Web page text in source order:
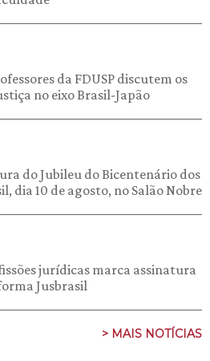
da FDUSP discutem os
no eixo Brasil-Japão
do Jubileu do Bicentenário dos
dia 10 de agosto, no Salão Nobre
jurídicas marca assinatura
Jusbrasil
> MAIS NOTÍCIAS